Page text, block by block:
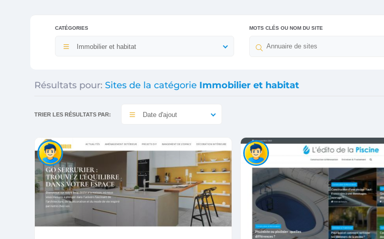
CATÉGORIES
Immobilier et habitat
MOTS CLÉS OU NOM DU SITE
Résultats pour: Sites de la catégorie Immobilier et habitat
TRIER LES RÉSULTATS PAR: Date d'ajout